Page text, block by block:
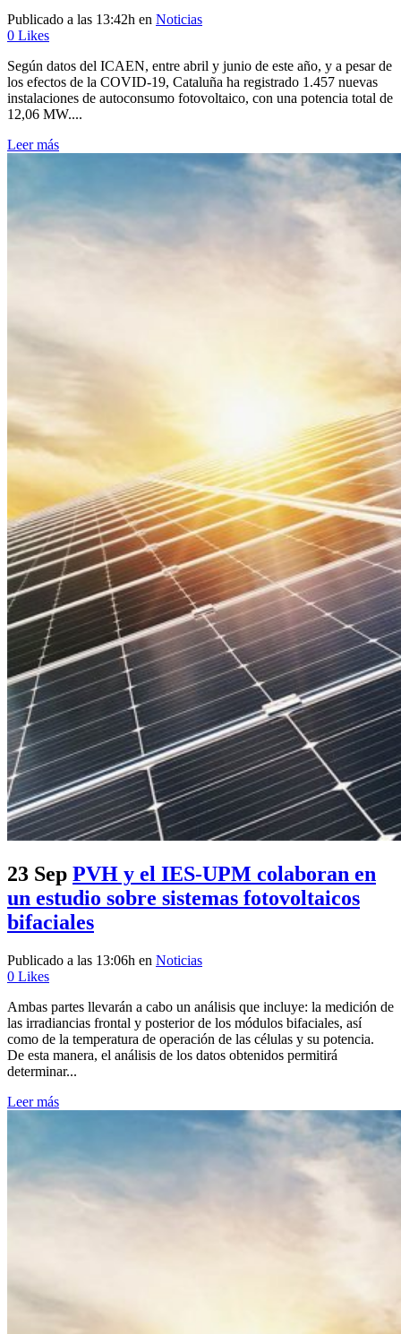
Publicado a las 13:42h en Noticias
0 Likes
Según datos del ICAEN, entre abril y junio de este año, y a pesar de
los efectos de la COVID-19, Cataluña ha registrado 1.457 nuevas
instalaciones de autoconsumo fotovoltaico, con una potencia total de
12,06 MW....
Leer más
23 Sep PVH y el IES-UPM colaboran en
un estudio sobre sistemas fotovoltaicos
bifaciales
Publicado a las 13:06h en Noticias
0 Likes
Ambas partes llevarán a cabo un análisis que incluye: la medición de
las irradiancias frontal y posterior de los módulos bifaciales, así
como de la temperatura de operación de las células y su potencia.
De esta manera, el análisis de los datos obtenidos permitirá
determinar...
Leer más